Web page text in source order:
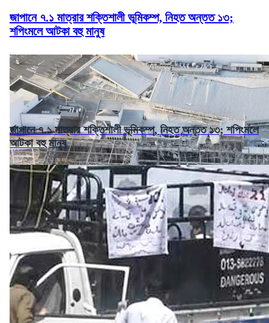
জাপানে ৭.১ মাত্রার শক্তিশালী ভূমিকম্প, নিহত অন্তত ১৩;
শপিংমলে আটকা বহু মানুষ
জাপানে ৭.১ মাত্রার শক্তিশালী ভূমিকম্প, নিহত অন্তত ১৩; শপিংমলে
আটকা বহু মানুষ